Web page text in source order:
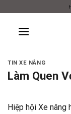
content
TIN XE NÂNG
Làm Quen
Hiệp hội Xe nâng